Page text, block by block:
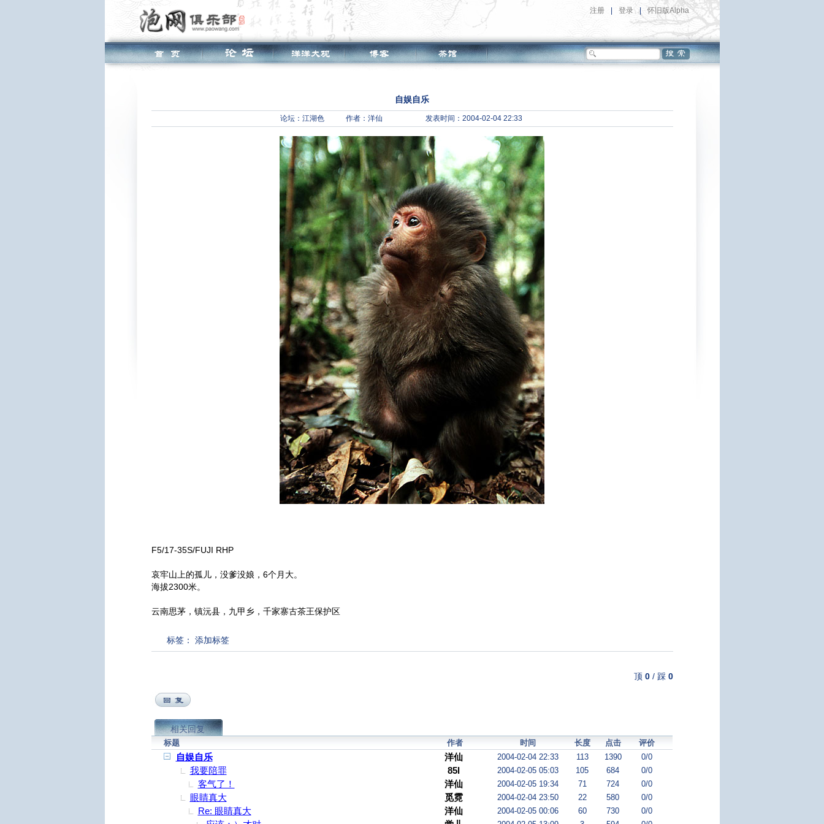
注册 登录 | 怀旧版Alpha
自娱自乐
论坛： 江湖色 作者：洋仙 发表时间：2004-02-04 22:33
F5/17-35S/FUJI RHP
哀牢山上的孤儿，没爹没娘，6个月大。
海拔2300米。
云南思茅，镇沅县，九甲乡，千家寨古茶王保护区
标签： 添加标签
顶 0/ 踩 0
相关回复
标题 作者 时间 长度 点击 评价
自娱自乐 洋仙 2004-02-04 22:33 113 1390 0/0
我要陪罪 85l 2004-02-05 05:03 105 684 0/0
客气了！ 洋仙 2004-02-05 19:34 71 724 0/0
眼睛真大 觅霓 2004-02-04 23:50 22 580 0/0
Re: 眼睛真大 洋仙 2004-02-05 00:06 60 730 0/0